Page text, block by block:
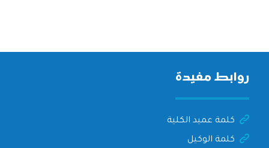
روابط مفيدة
كلمة عميد الكلية
كلمة الوكيل